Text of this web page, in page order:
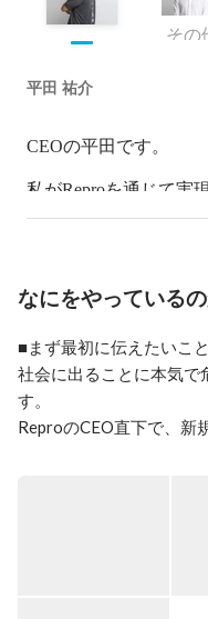
その
平田 祐介
CEOの平田です。
私がReproを通じて実
ービスがこの国から輩
課題はファーストペン
なので、Reproでは10
ングツール領域にお
なにをやっている
■まず最初に伝えたいこと
社会に出ることに本気で
す。
ReproのCEO直下で、新
楽ではありません。です